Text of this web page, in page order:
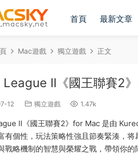
首頁 最新文章
Mac遊戲 獨立遊戲 正文
II《國王聯賽2
12 獨立遊戲 1.47k
II《國王聯賽2》for Mac 是由
有個性，玩法策略性強且節奏緊湊，
戰略機制的智慧與榮耀之戰，帶領你